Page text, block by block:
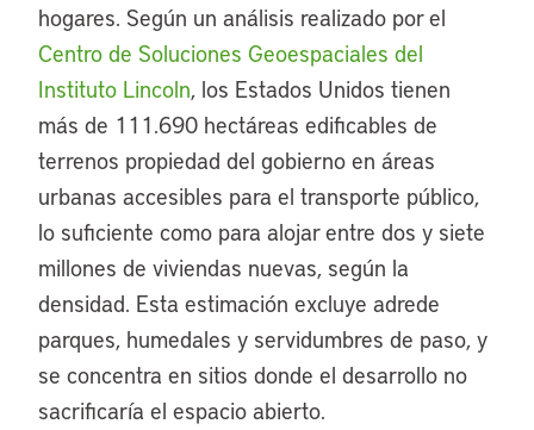
hogares. Según un análisis realizado por el
Centro de Soluciones Geoespaciales del
Instituto Lincoln, los Estados Unidos tienen
más de 111.690 hectáreas edificables de
terrenos propiedad del gobierno en áreas
urbanas accesibles para el transporte público,
lo suficiente como para alojar entre dos y siete
millones de viviendas nuevas, según la
densidad. Esta estimación excluye adrede
parques, humedales y servidumbres de paso, y
se concentra en sitios donde el desarrollo no
sacrificaría el espacio abierto.